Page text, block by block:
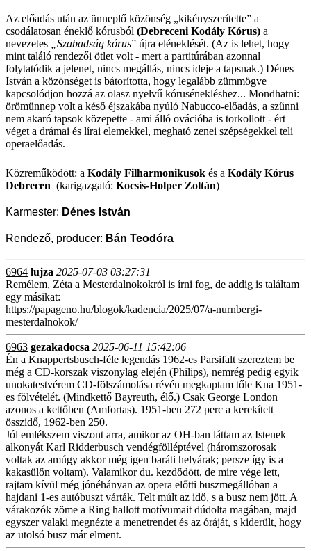
Az előadás után az ünneplő közönség „kikényszerítette” a
csodálatosan éneklő kórusból (Debreceni Kodály Kórus) a
nevezetes
„Szabadság kórus” újra eléneklését. (Az is lehet, hogy
mint találó rendezői ötlet volt - mert a partitúrában azonnal
folytatódik a jelenet, nincs megállás, nincs ideje a tapsnak.) Dénes
István a közönséget is bátorította, hogy legalább zümmögve
kapcsolódjon hozzá az olasz nyelvű kórusénekléshez... Mondhatni:
örömünnep volt a késő éjszakába nyúló Nabucco-előadás, a szűnni
nem akaró tapsok közepette - ami álló ovációba is torkollott - ért
véget a drámai és lírai elemekkel, megható zenei szépségekkel teli
operaelőadás.
Közreműködött: a Kodály Filharmonikusok és a Kodály Kórus
Debrecen (karigazgató: Kocsis-Holper Zoltán)
Karmester: Dénes István
Rendező, producer: Bán Teodóra
6964 lujza 2025-07-03 03:27:31
Remélem, Zéta a Mesterdalnokokról is írni fog, de addig is találtam
egy másikat:
https://papageno.hu/blogok/kadencia/2025/07/a-nurnbergi-
mesterdalnokok/
6963 gezakadocsa 2025-06-11 15:42:06
Én a Knappertsbusch-féle legendás 1962-es Parsifalt szereztem be
még a CD-korszak viszonylag elején (Philips), nemrég pedig egyik
unokatestvérem CD-fölszámolása révén megkaptam tőle Kna 1951-
es fölvételét. (Mindkettő Bayreuth, élő.) Csak George London
azonos a kettőben (Amfortas). 1951-ben 272 perc a kerekített
összidő, 1962-ben 250.
Jól emlékszem viszont arra, amikor az OH-ban láttam az Istenek
alkonyát Karl Ridderbusch vendégfölléptével (háromszorosak
voltak az amúgy akkor még igen baráti helyárak; persze így is a
kakasülőn voltam). Valamikor du. kezdődött, de mire vége lett,
rajtam kívül még jónéhányan az opera előtti buszmegállóban a
hajdani 1-es autóbuszt várták. Telt múlt az idő, s a busz nem jött. A
várakozók zöme a Ring hallott motívumait dúdolta magában, majd
egyszer valaki megnézte a menetrendet és az óráját, s kiderült, hogy
az utolsó busz már elment.